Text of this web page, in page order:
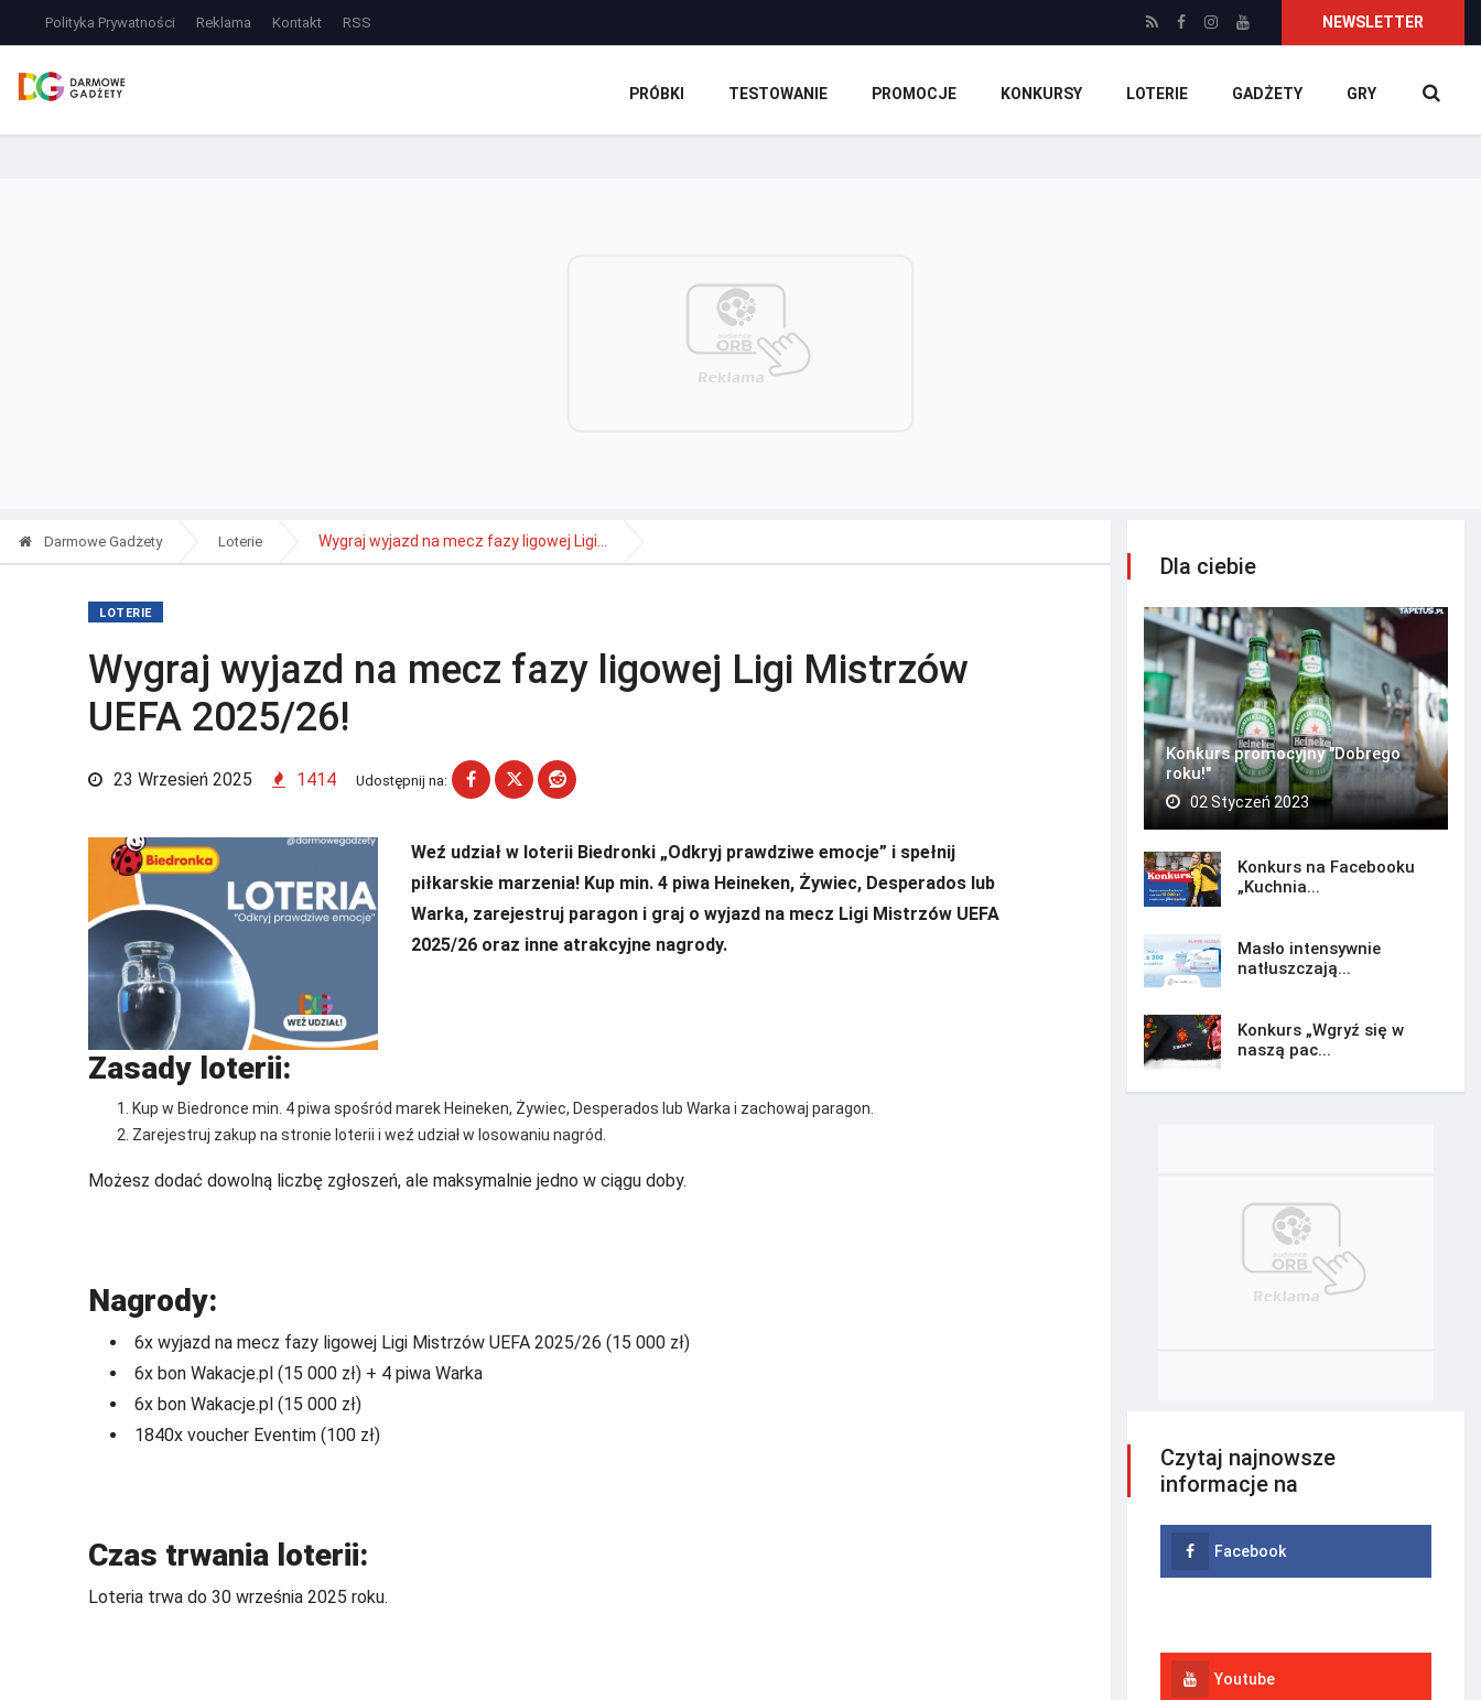
Polityka Prywatności Reklama Kontakt RSS NEWSLETTER
PRÓBKI TESTOWANIE PROMOCJE KONKURSY LOTERIE GADŻETY GRY
Darmowe Gadżety Loterie Wygraj wyjazd na mecz fazy ligowej Ligi...
LOTERIE
Wygraj wyjazd na mecz fazy ligowej Ligi Mistrzów
UEFA 2025/26!
23 Wrzesień 2025 1414 Udostępnij na:
Weź udział w loterii Biedronki „Odkryj prawdziwe emocje” i spełnij
piłkarskie marzenia! Kup min. 4 piwa Heineken, Żywiec, Desperados lub
Warka, zarejestruj paragon i graj o wyjazd na mecz Ligi Mistrzów UEFA
2025/26 oraz inne atrakcyjne nagrody.
Zasady loterii:
Kup w Biedronce min. 4 piwa spośród marek Heineken, Żywiec, Desperados lub Warka i zachowaj paragon.
Zarejestruj zakup na stronie loterii i weź udział w losowaniu nagród.
Możesz dodać dowolną liczbę zgłoszeń, ale maksymalnie jedno w ciągu doby.
Nagrody:
6x wyjazd na mecz fazy ligowej Ligi Mistrzów UEFA 2025/26 (15 000 zł)
6x bon Wakacje.pl (15 000 zł) + 4 piwa Warka
6x bon Wakacje.pl (15 000 zł)
1840x voucher Eventim (100 zł)
Czas trwania loterii:
Loteria trwa do 30 września 2025 roku.
Dla ciebie
Konkurs promocyjny "Dobrego
roku!"
02 Styczeń 2023
Konkurs na Facebooku
„Kuchnia...
Masło intensywnie
natłuszczają...
Konkurs „Wgryź się w
naszą pac...
Czytaj najnowsze
informacje na
Facebook
Youtube